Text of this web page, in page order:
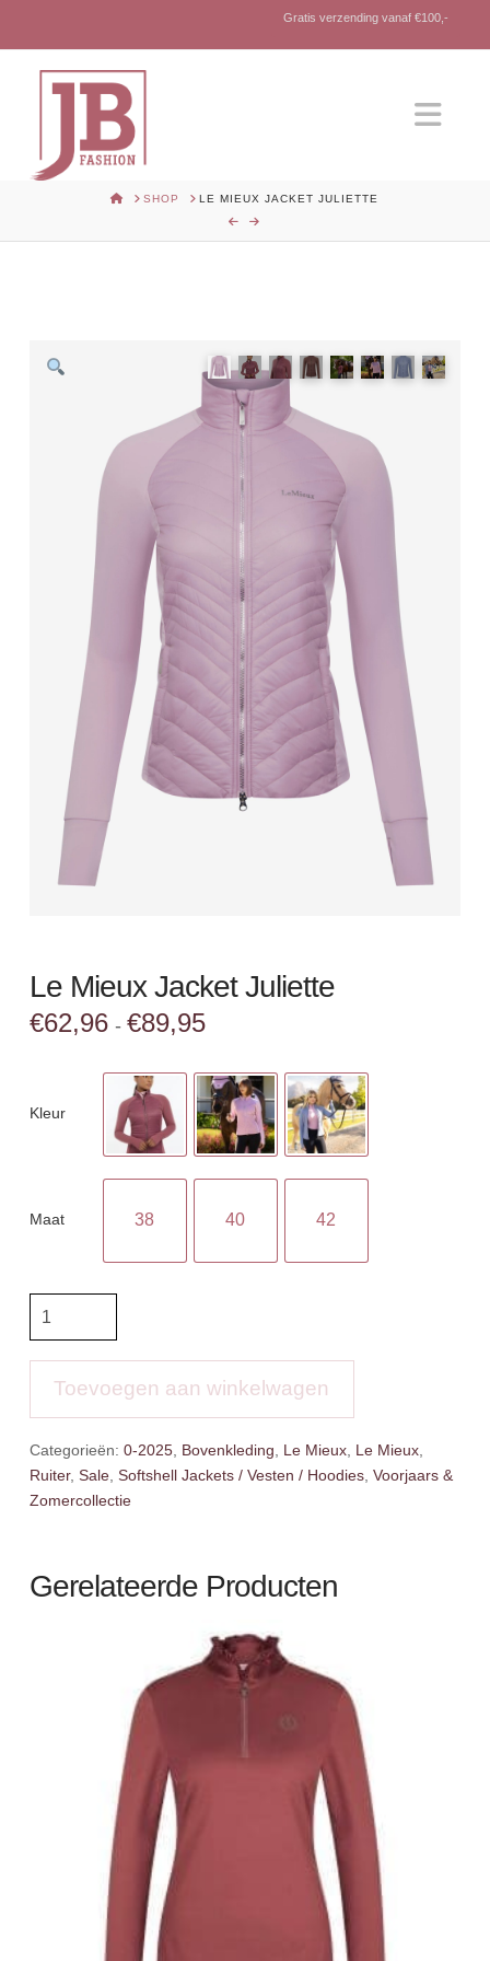
Gratis verzending vanaf €100,-
HOMESHOP LE MIEUX JACKET JULIETTE
Le Mieux Jacket Juliette
€62,96 - €89,95
€89,95
Kleur
Maat 38 40 42
JulietteToevoegen aan winkelwagen
Categorieën: 0-2025, Bovenkleding Le Mieux, Le Mieux,
Ruiter, Sale, Softshell Jackets / Vesten / Hoodies, Voorjaars &
Zomercollectie
Gerelateerde Producten